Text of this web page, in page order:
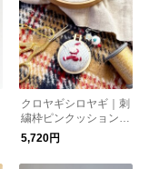
クロヤギシロヤギ｜刺
繍枠ピンクッション
『あわてんぼうのサン
タクロース』（3種の
まち針付き）[完成品/
5,720円